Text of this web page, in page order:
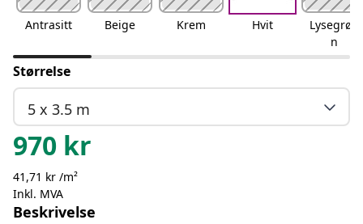
Antrasitt Beige Krem Hvit
Lysegrøn
n
Størrelse
5 x 3.5 m
970 kr
41,71 kr /m²
Inkl. MVA
Beskrivelse